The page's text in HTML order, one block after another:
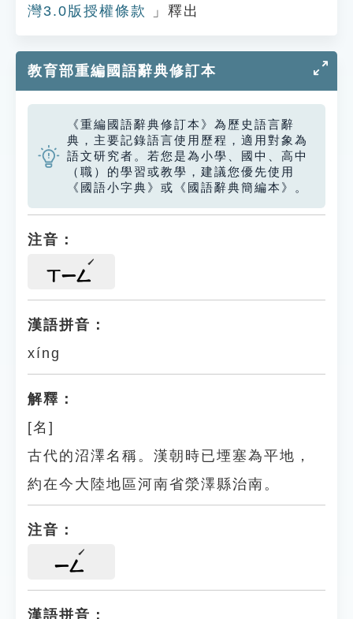
灣3.0版授權條款
」釋出
教育部重編國語辭典修訂本
《重編國語辭典修訂本》為歷史語言辭
典，主要記錄語言使用歷程，適用對象為
語文研究者。若您是為小學、國中、高中
（職）的學習或教學，建議您優先使用
《國語小字典》或《國語辭典簡編本》。
注音：
ㄒㄧㄥ
漢語拼音：
xíng
解釋：
[名]
古代的沼澤名稱。漢朝時已堙塞為平地，
約在今大陸地區河南省滎澤縣治南。
注音：
ㄧㄥ
漢語拼音：